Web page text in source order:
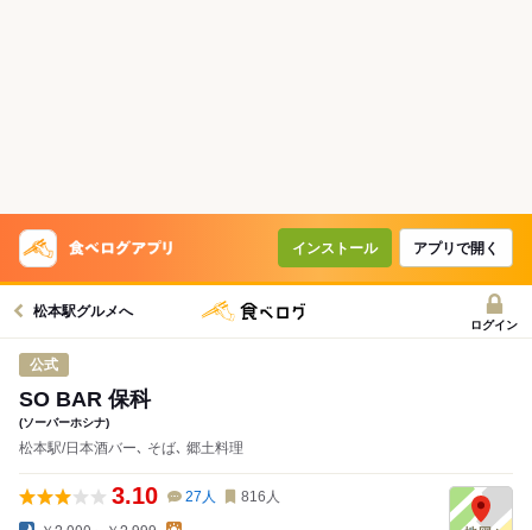
インストール アプリで開く
松本駅グルメへ
ログイン
公式
SO BAR 保科
(ソーバーホシナ)
松本駅/日本酒バー､ そば､ 郷土料理
3.10 27 人 816 人